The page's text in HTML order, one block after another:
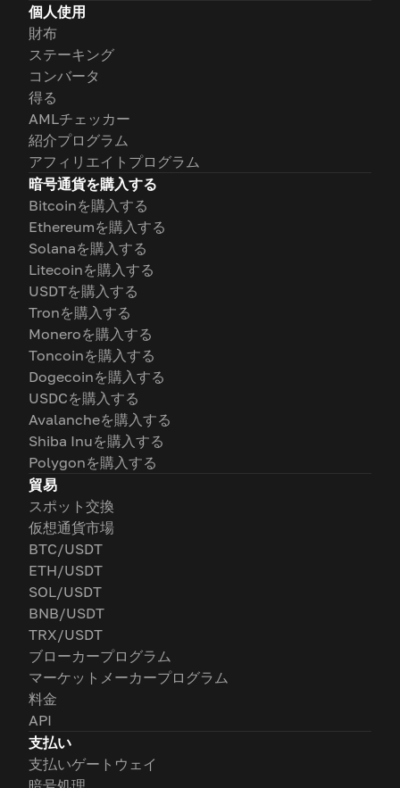
個人使用
財布
ステーキング
コンバータ
得る
AMLチェッカー
紹介プログラム
アフィリエイトプログラム
暗号通貨を購入する
Bitcoinを購入する
Ethereumを購入する
Solanaを購入する
Litecoinを購入する
USDTを購入する
Tronを購入する
Moneroを購入する
Toncoinを購入する
Dogecoinを購入する
USDCを購入する
Avalancheを購入する
Shiba Inuを購入する
Polygonを購入する
貿易
スポット交換
仮想通貨市場
BTC/USDT
ETH/USDT
SOL/USDT
BNB/USDT
TRX/USDT
ブローカープログラム
マーケットメーカープログラム
料金
API
支払い
支払いゲートウェイ